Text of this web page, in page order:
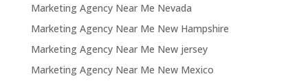
Marketing Agency Near Me Nevada
Marketing Agency Near Me New Hampshire
Marketing Agency Near Me New jersey
Marketing Agency Near Me New Mexico